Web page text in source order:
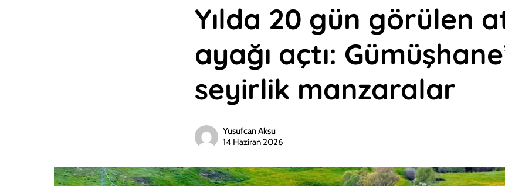
Yılda 20 gün görülen
ayağı açtı:
seyirlik manzaralar
Yusufcan Aksu
14 Haziran 2026